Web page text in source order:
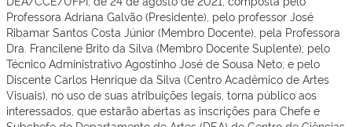
Professora Adriana Galvão (Presidente), pelo professor José
Ribamar Santos Costa Júnior (Membro Docente), pela Professora
Dra. Francilene Brito da Silva (Membro Docente Suplente); pelo
Técnico Administrativo Agostinho José de Sousa Neto; e pelo
Discente Carlos Henrique da Silva (Centro Acadêmico de Artes
Visuais), no uso de suas atribuições legais, torna público aos
interessados, que estarão abertas as inscrições para Chefe e